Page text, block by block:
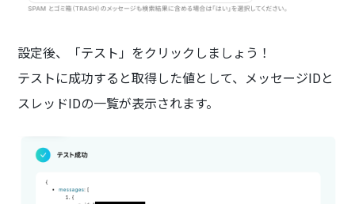
設定後、「テスト」をクリックしましょう！
テストに成功すると取得した値として、メッセージIDと
スレッドIDの一覧が表示されます。